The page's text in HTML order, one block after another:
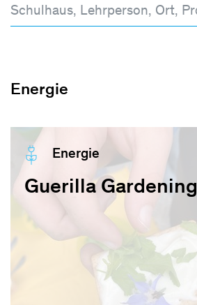
Energie
Energie
Guerilla Gardening